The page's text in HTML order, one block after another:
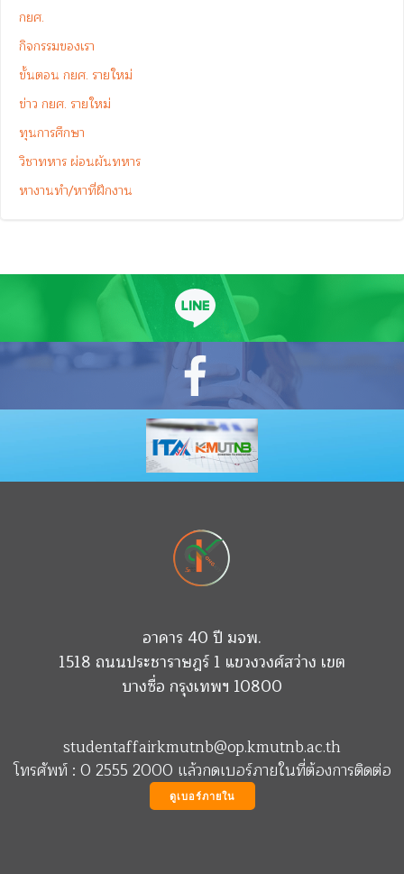
กยศ.
กิจกรรมของเรา
ขั้นตอน กยศ. รายใหม่
ข่าว กยศ. รายใหม่
ทุนการศึกษา
วิชาทหาร ผ่อนผันทหาร
หางานทำ/หาที่ฝึกงาน
อาคาร 40 ปี มจพ.
1518 ถนนประชาราษฎร์ 1 แขวงวงศ์สว่าง เขต
บางซื่อ กรุงเทพฯ 10800
studentaffairkmutnb@op.kmutnb.ac.th
โทรศัพท์ : 0 2555 2000 แล้วกดเบอร์ภายในที่ต้องการติดต่อ
ดูเบอร์ภายใน